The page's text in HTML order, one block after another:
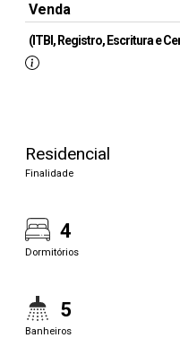
Venda
(ITBI, Registro, Escritura e
Residencial
Finalidade
4
Dormitórios
5
Banheiros